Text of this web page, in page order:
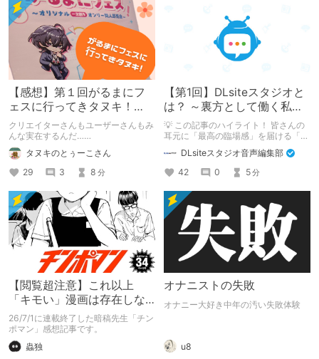
【感想】第１回がるまにフ
ェスに行ってきタヌキ！
【レポ】
クリエイターさんもユーザーさんもみ
んな実在するんだ……
タヌキのとぅーこさん
29
3 8 分
【第1回】DLsiteスタジオと
は？ ～裏方として働く私た
ちの紹介
💡 この記事のハイライト！ 皆さんの
耳元に「最高の臨場感」を届ける「サ
舞台裏を大公開！ スマートな専門
職……と思いきや、実態は「音の変態
（褒め言葉）」が集まるチーム！？
成人男性スタッフがダミヘに抱きつ
き、スタジオにアダルトグッズが転が
る超大真面目な理由とは？ クオリテ
ィ向上のための、ちょっとシュールな
（？）試行錯誤をたっぷりご紹介しま
DLsiteスタジオ音声編集部
42
0 5分
【閲覧超注意】これ以上
「キモい」漫画は存在しな
い？チンポマンとかいう
「魂の殺人」の完成形
26/7/1に連載終了した暗稿先生「チン
ポマン」感想記事です。
蟲独
オナニストの失敗
オナニー大好き中年の汚い失敗体験
u8